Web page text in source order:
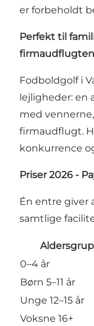
er forbeholdt
Perfekt til
firmaudflugten
Fodboldgolf i
lejligheder: en
med
firmaudflugt.
konkurrence
Priser 2026 -
Én entre giver
samtlige
0–4 år
Børn 5–11 år
Unge 12–15 år
Voksne 16+